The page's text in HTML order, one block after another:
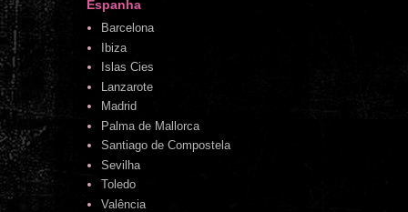
Espanha
Barcelona
Ibiza
Islas Cies
Lanzarote
Madrid
Palma de Mallorca
Santiago de Compostela
Sevilha
Toledo
Valência